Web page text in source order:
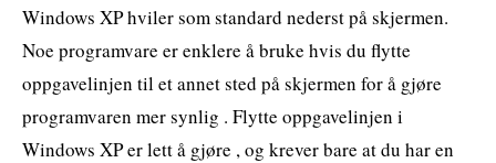
Windows XP hviler som standard nederst på skjermen.
Noe programvare er enklere å bruke hvis du flytte
oppgavelinjen til et annet sted på skjermen for å gjøre
programvaren mer synlig . Flytte oppgavelinjen i
Windows XP er lett å gjøre , og krever bare at du har en